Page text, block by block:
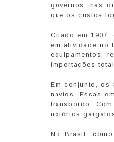
governos, nas
que os custos
Criado em
em atividade no
equipamentos,
importações
Em conjunto, os
navios. Essas
transbordo.
notórios
No Brasil,